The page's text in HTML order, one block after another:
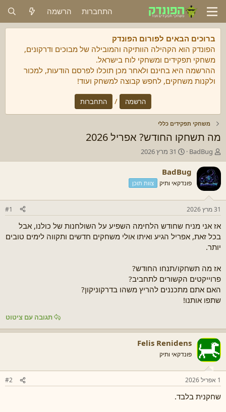
התחברות הרשמה
ברוכים הבאים לפורום הפונדק
הפונדק הוא הקהילה הוותיקה והמובילה של מבוכים ודרקונים,
משחקי תפקידים ומשחקי לוח בישראל.
ההרשמה היא בחינם ולאחר מכן תוכלו לפרסם הודעות, למכור
ולקנות משחקים, לחפש קבוצה למשחק ועוד!
הרשמה / התחברות
משחקי תפקידים כללי
מה תשחקו החודש? אפריל 2026
מ
ח
ב
ר
/
ת
נ
ש
א
BadBug
ת
א
ר
ך
ח
ל
ה
31 מרץ 2026
BadBug
פונדקאי ותיק צוות תוכן
31 מרץ 2026 #1
אז אני מניח שחודש הלחימה השפיע על השולחנות של כולנו, אבל
בכל זאת, אפריל הגיע ואיתו אולי משחקים חדשים ותקווה לימים טובים
יותר.
אז מה תשחקו/תנחו החודש?
פרוייקטים הקשורים לתחביב?
האם אתם מתכננים להריץ משהו בדרקוניקון?
שתפו אותנו!
תגובה עם ציטוט
Felis Renidens
פונדקאי ותיק
1 אפריל 2026 #2
שחקנית בלבד.